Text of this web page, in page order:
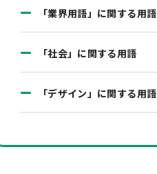
「業界用語」に関する用語
「社会」に関する用語
「デザイン」に関する用語